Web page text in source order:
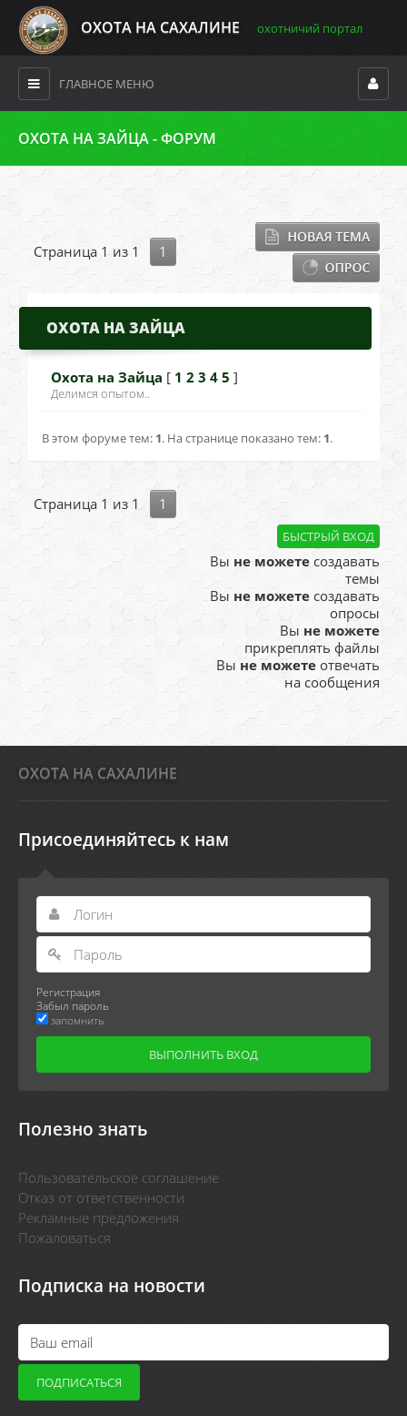
ОХОТА НА САХАЛИНЕ охотничий портал
ГЛАВНОЕ МЕНЮ
ОХОТА НА ЗАЙЦА - ФОРУМ
Страница 1 из 1 1
ОХОТА НА ЗАЙЦА
Охота на Зайца [ 1 2 3 4 5 ]
Делимся опытом..
В этом форуме тем: 1. На странице показано тем: 1.
Страница 1 из1 1
Вы не можете создавать
темы
Вы не можете создавать
опросы
Вы не можете
прикреплять файлы
Вы не можете отвечать
на сообщения
ОХОТА НА САХАЛИНЕ
Присоединяйтесь к нам
Регистрация
Забыл пароль
запомнить
Полезно знать
Пользовательское соглашение
Отказ от ответственности
Рекламные предложения
Пожаловаться
Подписка на новости